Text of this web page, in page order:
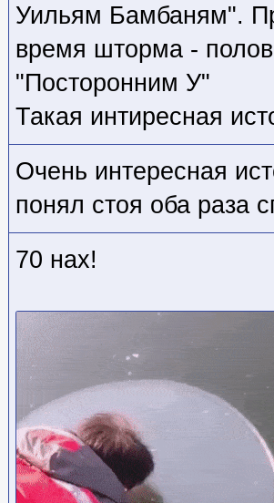
Уильям Бамбаням".
время шторма -
"Посторонним У"
Такая интиресная
Очень интересная
понял стоя оба раза
70 нах!